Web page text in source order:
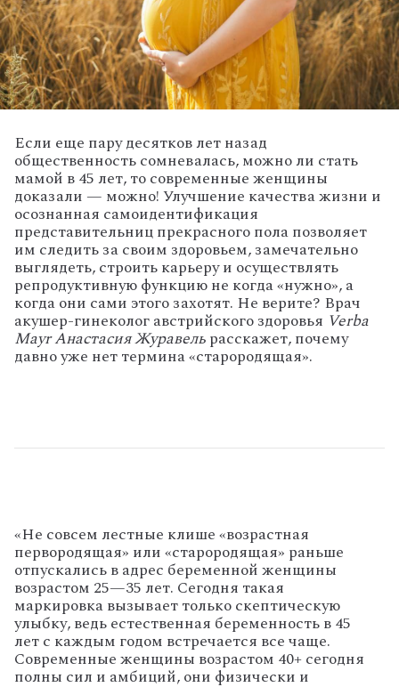
Если еще пару десятков лет назад
общественность сомневалась, можно ли стать
мамой в 45 лет, то современные женщины
доказали — можно! Улучшение качества жизни и
осознанная самоидентификация
представительниц прекрасного пола позволяет
им следить за своим здоровьем, замечательно
выглядеть, строить карьеру и осуществлять
репродуктивную функцию не когда «нужно», а
когда они сами этого захотят. Не верите? Врач
акушер-гинеколог австрийского здоровья Verba
Mayr Анастасия Журавельрасскажет, почему
давно уже нет термина «старородящая».
«Не совсем лестные клише «возрастная
первородящая» или «старородящая» раньше
отпускались в адрес беременной женщины
возрастом 25—35 лет. Сегодня такая
маркировка вызывает только скептическую
улыбку, ведь естественная беременность в 45
лет с каждым годом встречается все чаще.
Современные женщины возрастом 40+ сегодня
полны сил и амбиций, они физически и